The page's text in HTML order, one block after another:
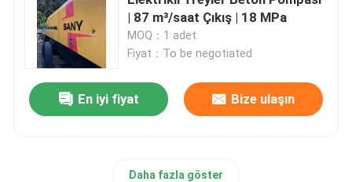
Kullanılmış Beton Römork Pompası
Kullanılmış Beton Hattı Pompası
| 87 m³/saat Çıkış | 18 MPa
MOQ：1 adet
Fiyat：To be negotiated
En iyi fiyat Bize ulaşın
Daha fazla göster